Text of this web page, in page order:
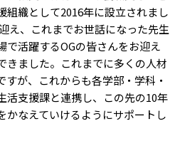
組織として2016年に設立されまし
え、これまでお世話になった先生
で活躍するOGの皆さんをお迎え
きました。これまでに多くの人材
が、これからも各学部・学科・
活支援課と連携し、この先の10年
かなえていけるようにサポートし